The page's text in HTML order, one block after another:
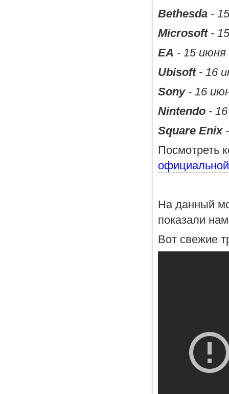
Bethesda-
Microsoft-
EA - 15 июня
Ubisoft- 16
Sony- 16
Nintendo- 16
Square Enix-
Посмотреть
На данный
показали
Вот свежие